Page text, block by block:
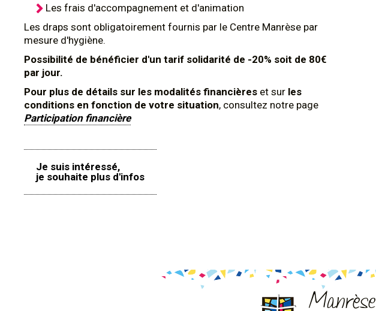
Les frais d'accompagnement et d'animation
Les draps sont obligatoirement fournis par le Centre Manrèse par
mesure d'hygiène.
Possibilité de bénéficier d'un tarif solidarité de -20% soit de 80€
par jour.
Pour plus de détails sur les modalités financières et sur les
conditions en fonction de votre situation, consultez notre page
Participation financière
Je suis intéressé,
je souhaite plus d'infos